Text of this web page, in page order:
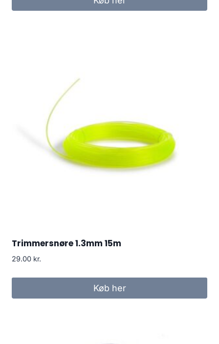
Trimmersnøre 1.3mm 15m
29.00 kr.
Køb her